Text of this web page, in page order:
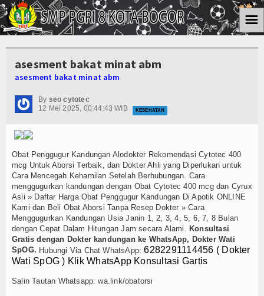
Home
Informasi
Kesiswaan
Koleksi Video
Album Foto
Download
Agenda
☰
asesment bakat minat abm
asesment bakat minat abm
By seo cytotec
12 Mei 2025, 00:44:43 WIB
KESEHATAN
Obat Penggugur Kandungan Alodokter Rekomendasi Cytotec 400
mcg Untuk Aborsi Terbaik, dan Dokter Ahli yang Diperlukan untuk
Cara Mencegah Kehamilan Setelah Berhubungan. Cara
menggugurkan kandungan dengan Obat Cytotec 400 mcg dan Cyrux
Asli » Daftar Harga Obat Penggugur Kandungan Di Apotik ONLINE
Kami dan Beli Obat Aborsi Tanpa Resep Dokter » Cara
Menggugurkan Kandungan Usia Janin 1, 2, 3, 4, 5, 6, 7, 8 Bulan
dengan Cepat Dalam Hitungan Jam secara Alami. Konsultasi
Gratis dengan Dokter kandungan ke WhatsApp, Dokter Wati
SpOG. Hubungi Via Chat WhatsApp:6282291114456 ( Dokter
Wati SpOG ) Klik WhatsApp Konsultasi Gartis
Salin Tautan Whatsapp: wa.link/obatorsi